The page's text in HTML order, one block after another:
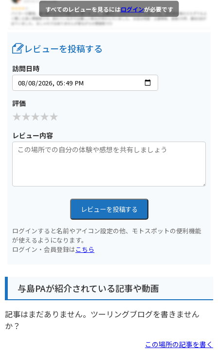
すべてのレビューを見るにはログインが必要です
レビューを投稿する
訪問日時
評価
レビュー内容
レビューを投稿する
ログインすると名前やアイコン設定の他、モトスポットの便利機能
が使えるようになります。
ログイン・会員登録はこちら
与島PAが紹介されている記事や動画
記事はまだありません。ツーリングブログを書きません
か？
この場所の記事を書く